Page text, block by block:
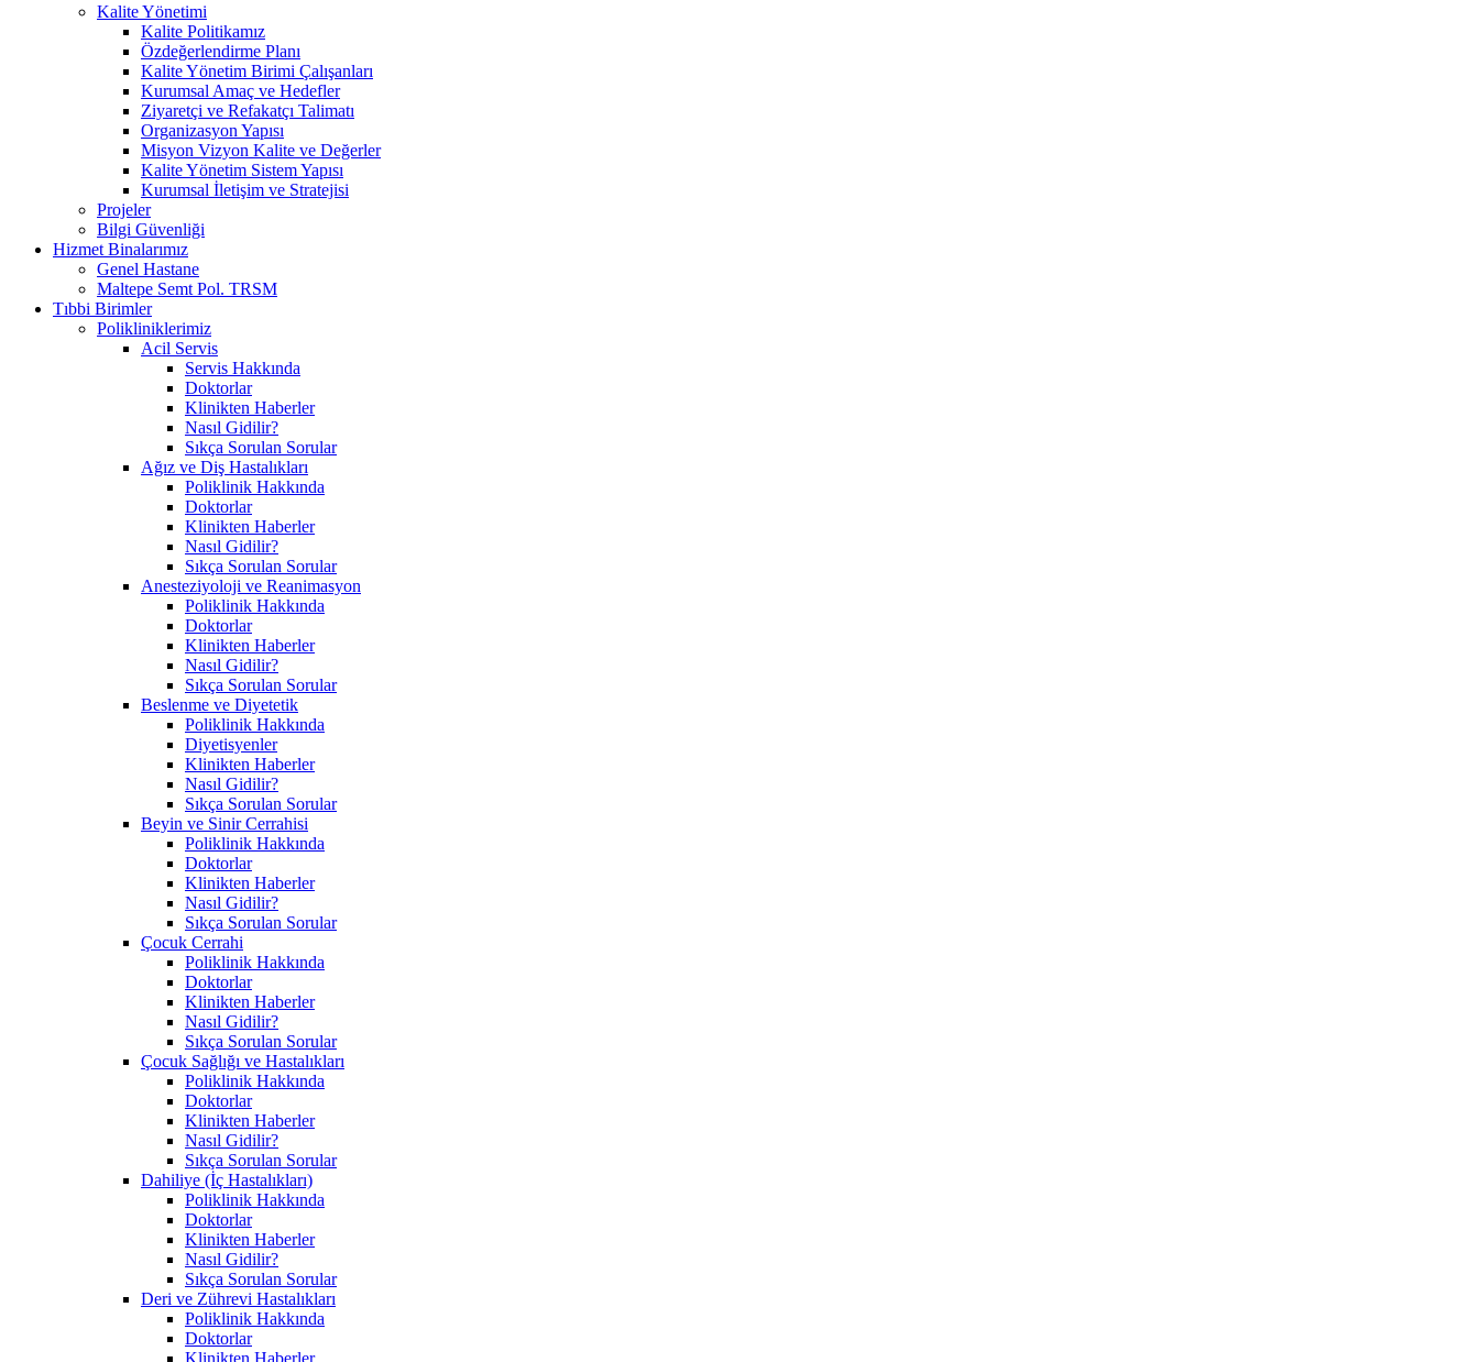
Kalite Yönetimi
Kalite Politikamız
Özdeğerlendirme Planı
Kalite Yönetim Birimi Çalışanları
Kurumsal Amaç ve Hedefler
Ziyaretçi ve Refakatçı Talimatı
Organizasyon Yapısı
Misyon Vizyon Kalite ve Değerler
Kalite Yönetim Sistem Yapısı
Kurumsal İletişim ve Stratejisi
Projeler
Bilgi Güvenliği
Hizmet Binalarımız
Genel Hastane
Maltepe Semt Pol. TRSM
Tıbbi Birimler
Polikliniklerimiz
Acil Servis
Servis Hakkında
Doktorlar
Klinikten Haberler
Nasıl Gidilir?
Sıkça Sorulan Sorular
Ağız ve Diş Hastalıkları
Poliklinik Hakkında
Doktorlar
Klinikten Haberler
Nasıl Gidilir?
Sıkça Sorulan Sorular
Anesteziyoloji ve Reanimasyon
Poliklinik Hakkında
Doktorlar
Klinikten Haberler
Nasıl Gidilir?
Sıkça Sorulan Sorular
Beslenme ve Diyetetik
Poliklinik Hakkında
Diyetisyenler
Klinikten Haberler
Nasıl Gidilir?
Sıkça Sorulan Sorular
Beyin ve Sinir Cerrahisi
Poliklinik Hakkında
Doktorlar
Klinikten Haberler
Nasıl Gidilir?
Sıkça Sorulan Sorular
Çocuk Cerrahi
Poliklinik Hakkında
Doktorlar
Klinikten Haberler
Nasıl Gidilir?
Sıkça Sorulan Sorular
Çocuk Sağlığı ve Hastalıkları
Poliklinik Hakkında
Doktorlar
Klinikten Haberler
Nasıl Gidilir?
Sıkça Sorulan Sorular
Dahiliye (İç Hastalıkları)
Poliklinik Hakkında
Doktorlar
Klinikten Haberler
Nasıl Gidilir?
Sıkça Sorulan Sorular
Deri ve Zührevi Hastalıkları
Poliklinik Hakkında
Doktorlar
Klinikten Haberler